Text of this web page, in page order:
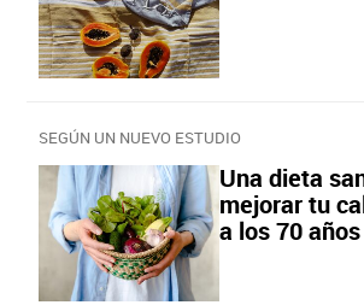
SEGÚN UN NUEVO ESTUDIO
Una dieta
mejorar tu
a los 70 años